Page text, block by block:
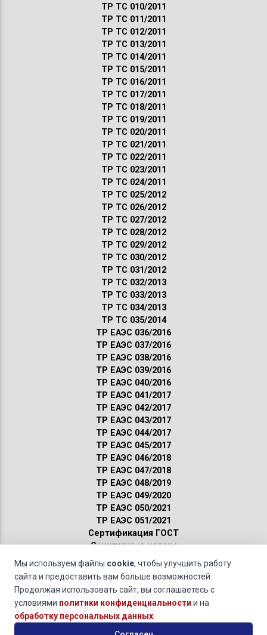
ТР ТС 010/2011
ТР ТС 011/2011
ТР ТС 012/2011
ТР ТС 013/2011
ТР ТС 014/2011
ТР ТС 015/2011
ТР ТС 016/2011
ТР ТС 017/2011
ТР ТС 018/2011
ТР ТС 019/2011
ТР ТС 020/2011
ТР ТС 021/2011
ТР ТС 022/2011
ТР ТС 023/2011
ТР ТС 024/2011
ТР ТС 025/2012
ТР ТС 026/2012
ТР ТС 027/2012
ТР ТС 028/2012
ТР ТС 029/2012
ТР ТС 030/2012
ТР ТС 031/2012
ТР ТС 032/2013
ТР ТС 033/2013
ТР ТС 034/2013
ТР ТС 035/2014
ТР ЕАЭС 036/2016
ТР ЕАЭС 037/2016
ТР ЕАЭС 038/2016
ТР ЕАЭС 039/2016
ТР ЕАЭС 040/2016
ТР ЕАЭС 041/2017
ТР ЕАЭС 042/2017
ТР ЕАЭС 043/2017
ТР ЕАЭС 044/2017
ТР ЕАЭС 045/2017
ТР ЕАЭС 046/2018
ТР ЕАЭС 047/2018
ТР ЕАЭС 048/2019
ТР ЕАЭС 049/2020
ТР ЕАЭС 050/2021
ТР ЕАЭС 051/2021
Сертификация ГОСТ
Санитарные нормы
Пожарные нормы
Какие документы нужны для оформления: сертификата,
декларации, отказного письма, технической документации,
экспертного заключения, испытаний, СГР?
© 2011-2026 · Обращаясь к нам, вы даете своесогласие на
Мы используем файлы cookie, чтобы улучшить работу
сайта и предоставить вам больше возможностей.
Продолжая использовать сайт, вы соглашаетесь с
условиями политики конфиденциальности и на
обработку персональных данных